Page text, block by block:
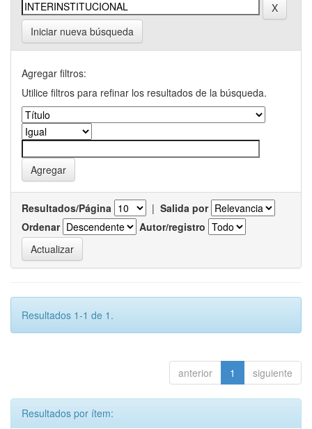
Iniciar nueva búsqueda
Agregar filtros:
Utilice filtros para refinar los resultados de la búsqueda.
Resultados/Página | Salida por
Ordenar
Autor/registro
Resultados 1-1 de 1.
anterior 1 siguiente
Resultados por ítem: